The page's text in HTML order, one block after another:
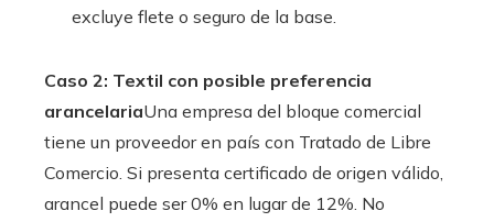
excluye flete o seguro de la base.
Caso 2: Textil con posible preferencia
arancelariaUna empresa del bloque comercial
tiene un proveedor en país con Tratado de Libre
Comercio. Si presenta certificado de origen válido,
arancel puede ser 0% en lugar de 12%. No